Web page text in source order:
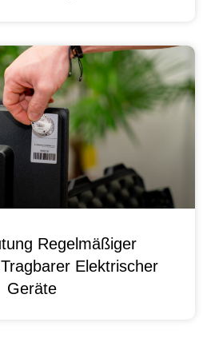
Regelmäßiger
Elektrischer
Geräte